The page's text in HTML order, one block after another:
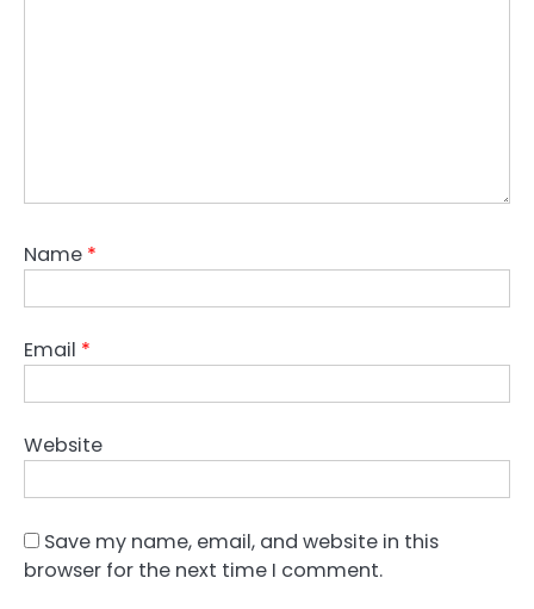
Name *
Email *
Website
Save my name, email, and website in this
browser for the next time I comment.